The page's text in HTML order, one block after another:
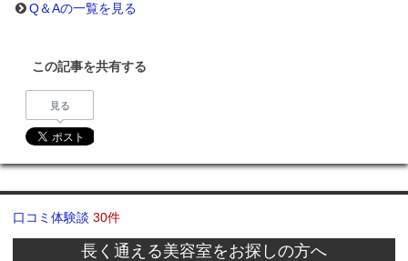
Q＆Aの一覧を見る
この記事を共有する
見る
口コミ体験談 30件
長く通える美容室をお探しの方へ